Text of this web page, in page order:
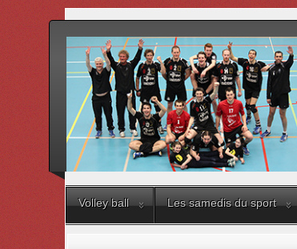
Volley ball Les samedis du sport